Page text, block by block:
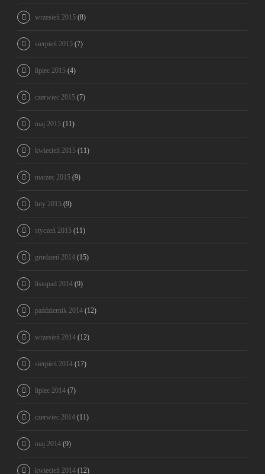
wrzesień 2015 (8)
sierpień 2015 (7)
lipiec 2015 (4)
czerwiec 2015 (7)
maj 2015 (11)
kwiecień 2015 (11)
marzec 2015 (9)
luty 2015 (9)
styczeń 2015 (11)
grudzień 2014 (15)
listopad 2014 (9)
październik 2014 (12)
wrzesień 2014 (12)
sierpień 2014 (17)
lipiec 2014 (7)
czerwiec 2014 (11)
maj 2014 (9)
kwiecień 2014 (12)